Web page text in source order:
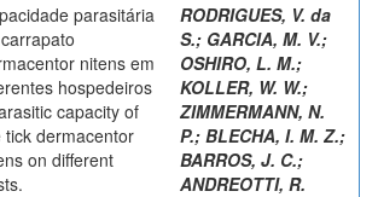
parasitária
nitens em
hospedeiros
capacity of
tick dermacentor
on different
RODRIGUES, V. da
S.; GARCIA, M. V.;
OSHIRO, L. M.;
KOLLER, W. W.;
ZIMMERMANN, N.
P.; BLECHA, I. M. Z.;
BARROS, J. C.;
ANDREOTTI, R.